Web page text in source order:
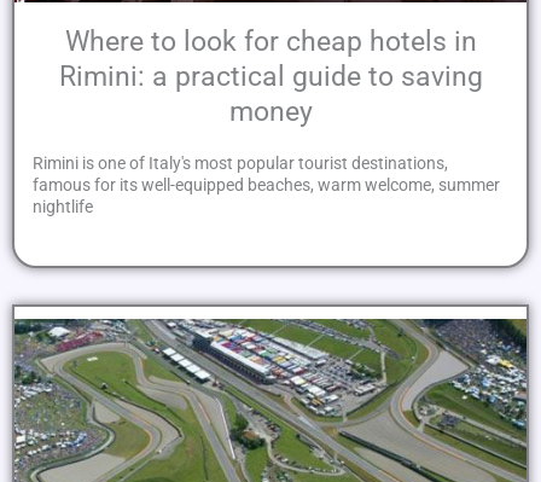
Where to look for cheap hotels in
Rimini: a practical guide to saving
money
Rimini is one of Italy's most popular tourist destinations,
famous for its well-equipped beaches, warm welcome, summer
nightlife